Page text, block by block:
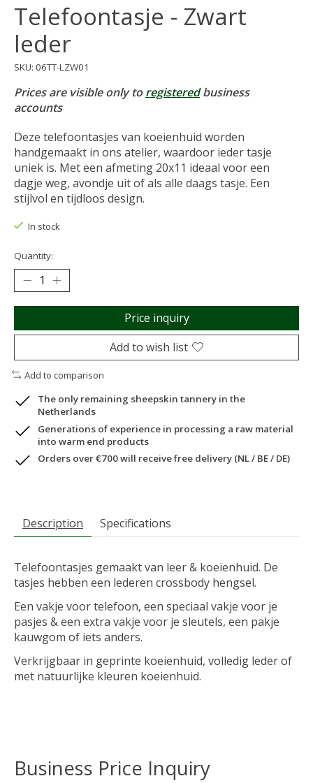
Telefoontasje - Zwart
leder
SKU: 06TT-LZW01
Prices are visible only toregisteredbusiness
accounts
Deze telefoontasjes van koeienhuid worden
handgemaakt in ons atelier, waardoor ieder tasje
uniek is. Met een afmeting 20x11 ideaal voor een
dagje weg, avondje uit of als alle daags tasje. Een
stijlvol en tijdloos design.
In stock
Quantity:
Price inquiry
Add to wish list
Add to comparison
The only remaining sheepskin tannery in the
Netherlands
Generations of experience in processing a raw material
into warm end products
Orders over €700 will receive free delivery (NL / BE / DE)
Description Specifications
Telefoontasjes gemaakt van leer & koeienhuid. De
tasjes hebben een lederen crossbody hengsel.
Een vakje voor telefoon, een speciaal vakje voor je
pasjes & een extra vakje voor je sleutels, een pakje
kauwgom of iets anders.
Verkrijgbaar in geprinte koeienhuid, volledig leder of
met natuurlijke kleuren koeienhuid.
Business Price Inquiry